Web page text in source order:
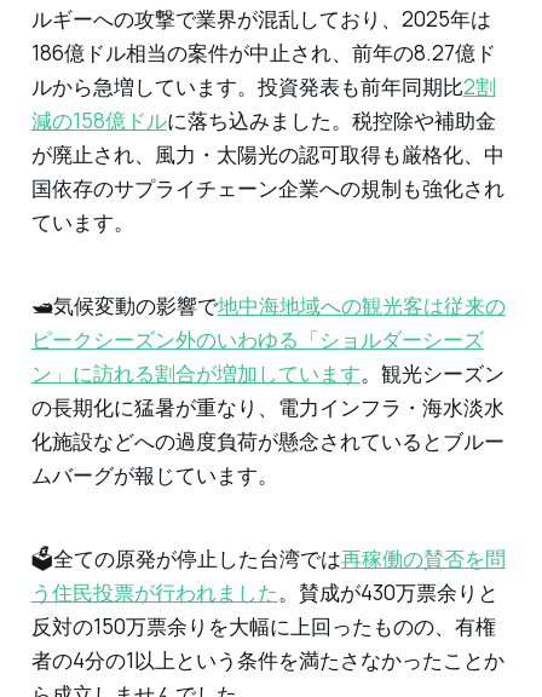
ルギーへの攻撃で業界が混乱しており、2025年は
186億ドル相当の案件が中止され、前年の8.27億ド
ルから急増しています。投資発表も前年同期比2割
減の158億ドルに落ち込みました。税控除や補助金
が廃止され、風力・太陽光の認可取得も厳格化、中
国依存のサプライチェーン企業への規制も強化され
ています。
🛥️気候変動の影響で地中海地域への観光客は従来の
ピークシーズン外のいわゆる「ショルダーシーズ
ン」に訪れる割合が増加しています。観光シーズン
の長期化に猛暑が重なり、電力インフラ・海水淡水
化施設などへの過度負荷が懸念されているとブルー
ムバーグが報じています。
🗳️全ての原発が停止した台湾では再稼働の賛否を問
う住民投票が行われました。賛成が430万票余りと
反対の150万票余りを大幅に上回ったものの、有権
者の4分の1以上という条件を満たさなかったことか